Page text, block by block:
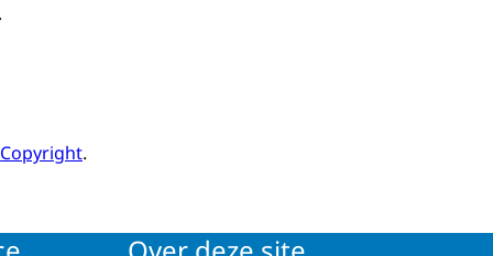
Copyright.